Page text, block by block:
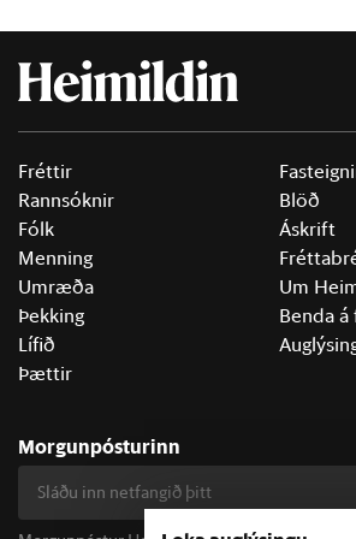
Fréttir
Rannsóknir
Fólk
Menning
Umræða
Þekking
Lífið
Þættir
Blöð
Áskrift
Um
Benda
Morgunpósturinn